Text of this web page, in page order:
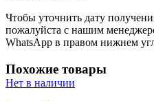
Чтобы уточнить дату
пожалуйста с нашим
WhatsApp в правом нижнем
Похожие товары
Нет в наличии